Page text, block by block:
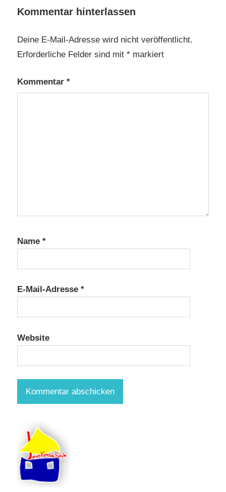
Kommentar hinterlassen
Deine E-Mail-Adresse wird nicht veröffentlicht.
Erforderliche Felder sind mit * markiert
Kommentar *
Name *
E-Mail-Adresse *
Website